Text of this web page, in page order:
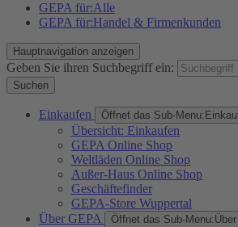
GEPA für:Alle
GEPA für:Handel & Firmenkunden
Hauptnavigation anzeigen
Geben Sie ihren Suchbegriff ein:
Suchen
Einkaufen Öffnet das Sub-Menu:
Übersicht: Einkaufen
GEPA Online Shop
Weltläden Online Shop
Außer-Haus Online Shop
Geschäftefinder
GEPA-Store Wuppertal
Über GEPA
Öffnet das Sub-Menu: